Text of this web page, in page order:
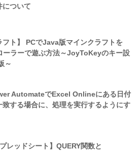
について
フト】 PCでJava版マインクラフトを
ーラーで遊ぶ方法～JoyToKeyのキー設
～
AutomateでExcel Onlineにある日付
致する場合に、処理を実行するようにす
レッドシート】QUERY関数と